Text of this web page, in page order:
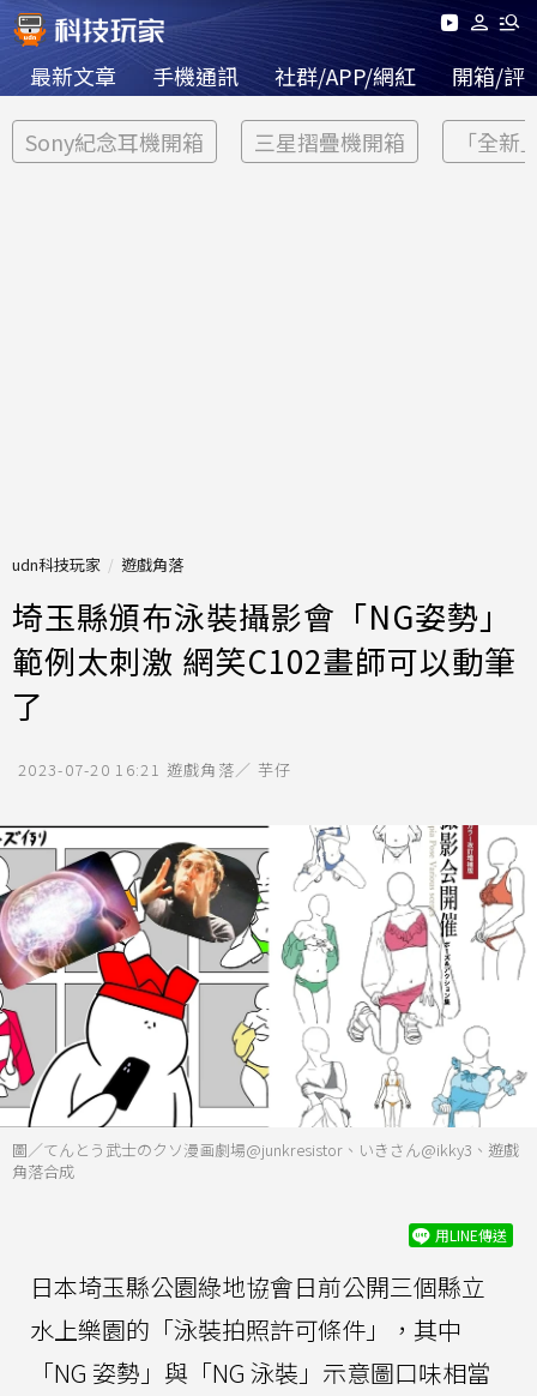
最新文章 手機通訊 社群/APP/網紅 開箱/評
Sony紀念耳機開箱 三星摺疊機開箱 「全新
udn科技玩家 遊戲角落
埼玉縣頒布泳裝攝影會「NG姿勢」
範例太刺激 網笑C102畫師可以動筆
了
2023-07-20 16:21 遊戲角落／ 芋仔
圖／てんとう武士のクソ漫画劇場@junkresistor、いきさん@ikky3、遊戲
角落合成
用LINE傳送
日本埼玉縣公園綠地協會日前公開三個縣立
水上樂園的「泳裝拍照許可條件」，其中
「NG 姿勢」與「NG 泳裝」示意圖口味相當